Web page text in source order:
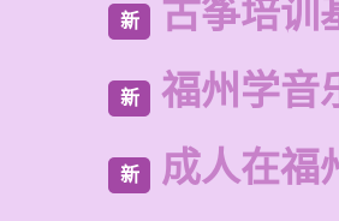
新 古筝培训
新 福州学音
新 成人在福